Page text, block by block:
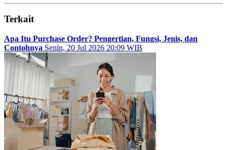
Terkait
Apa Itu Purchase Order? Pengertian, Fungsi, Jenis, dan
Contohnya Senin, 20 Jul 2026 20:09 WIB